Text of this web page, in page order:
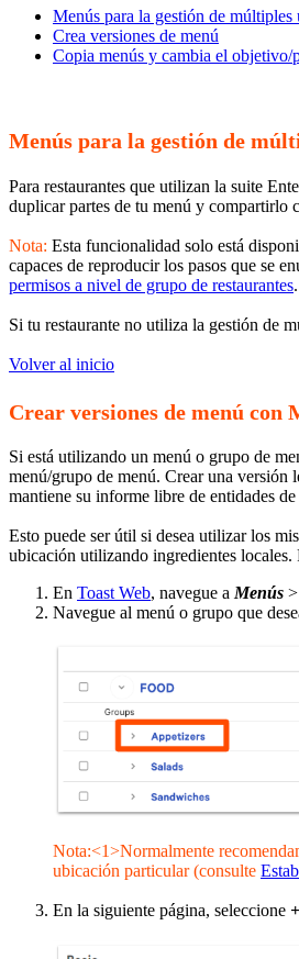
Menús para la gestión de múltiples
Crea versiones de menú
Copia menús y cambia el objetivo/
Menús para la gestión de
Para restaurantes que utilizan la suite
duplicar partes de tu menú y compartirlo
Nota: Esta funcionalidad solo está
capaces de reproducir los pasos que se
permisos a nivel de grupo de restaurantes.
Si tu restaurante no utiliza la gestión de
Volver al inicio
Crear versiones de menú con
Si está utilizando un menú o grupo de
menú/grupo de menú. Crear una versión
mantiene su informe libre de entidades
Esto puede ser útil si desea utilizar los
ubicación utilizando ingredientes locales.
En Toast Web, navegue aMenús >
Navegue al menú o grupo que
Nota:<1>Normalmente
ubicación particular (consulte
En la siguiente página, seleccione